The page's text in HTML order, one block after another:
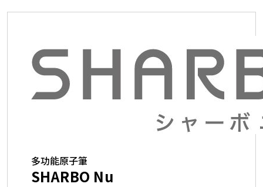
多功能原子筆
SHARBO Nu